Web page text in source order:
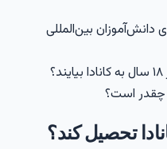
بین‌المللی
تحصیل کند؟